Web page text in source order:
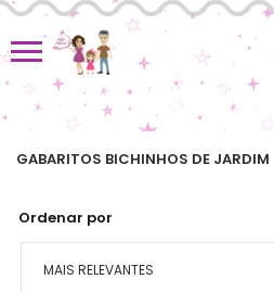
GABARITOS BICHINHOS DE JARDIM
Ordenar por
MAIS RELEVANTES